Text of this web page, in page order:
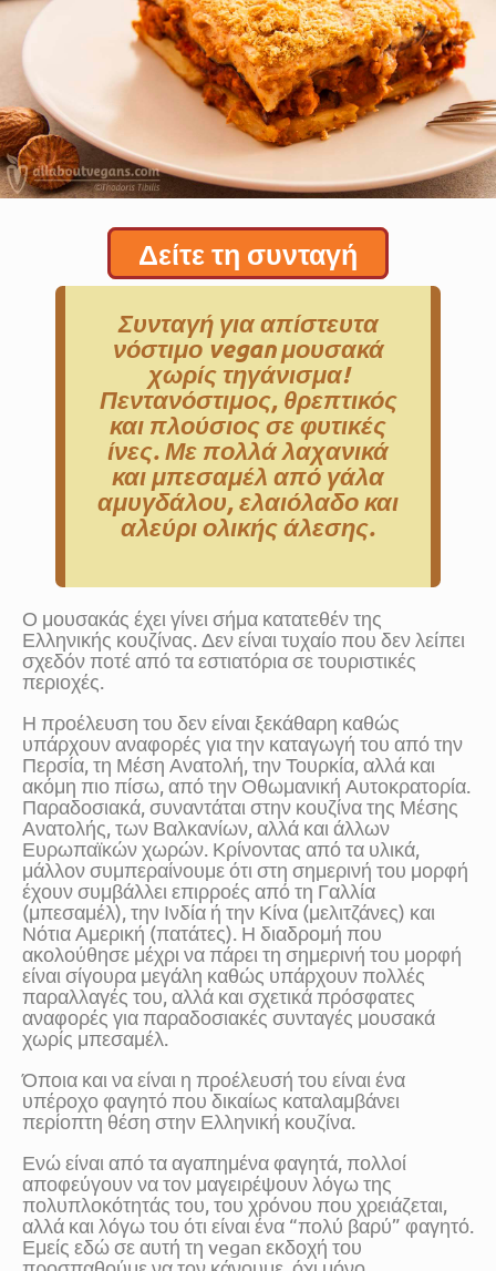
Δείτε τη συνταγή
Συνταγή για απίστευτα
νόστιμοvegan μουσακά
χωρίς τηγάνισμα!
Πεντανόστιμος, θρεπτικός
και πλούσιος σε φυτικές
ίνες. Με πολλά λαχανικά
καιμπεσαμέλ από γάλα
αμυγδάλου, ελαιόλαδο και
αλεύρι ολικής άλεσης.
Ο μουσακάς έχει γίνει σήμα κατατεθέν της
Ελληνικής κουζίνας. Δεν είναι τυχαίο που δεν λείπει
σχεδόν ποτέ από τα εστιατόρια σε τουριστικές
περιοχές.
Η προέλευση του δεν είναι ξεκάθαρη καθώς
υπάρχουν αναφορές για την καταγωγή του από την
Περσία, τη Μέση Ανατολή, την Τουρκία, αλλά και
ακόμη πιο πίσω, από την Οθωμανική Αυτοκρατορία.
Παραδοσιακά, συναντάται στην κουζίνα της Μέσης
Ανατολής, των Βαλκανίων, αλλά και άλλων
Ευρωπαϊκών χωρών. Κρίνοντας από τα υλικά,
μάλλον συμπεραίνουμε ότι στη σημερινή του μορφή
έχουν συμβάλλει επιρροές από τη Γαλλία
(μπεσαμέλ), την Ινδία ή την Κίνα (μελιτζάνες) και
Νότια Αμερική (πατάτες). Η διαδρομή που
ακολούθησε μέχρι να πάρει τη σημερινή του μορφή
είναι σίγουρα μεγάλη καθώς υπάρχουν πολλές
παραλλαγές του, αλλά και σχετικά πρόσφατες
αναφορές για παραδοσιακές συνταγές μουσακά
χωρίς μπεσαμέλ.
Όποια και να είναι η προέλευσή του είναι ένα
υπέροχο φαγητό που δικαίως καταλαμβάνει
περίοπτη θέση στην Ελληνική κουζίνα.
Ενώ είναι από τα αγαπημένα φαγητά, πολλοί
αποφεύγουν να τον μαγειρέψουν λόγω της
πολυπλοκότητάς του, του χρόνου που χρειάζεται,
αλλά και λόγω του ότι είναι ένα “πολύ βαρύ” φαγητό.
Εμείς εδώ σε αυτή τη vegan εκδοχή του